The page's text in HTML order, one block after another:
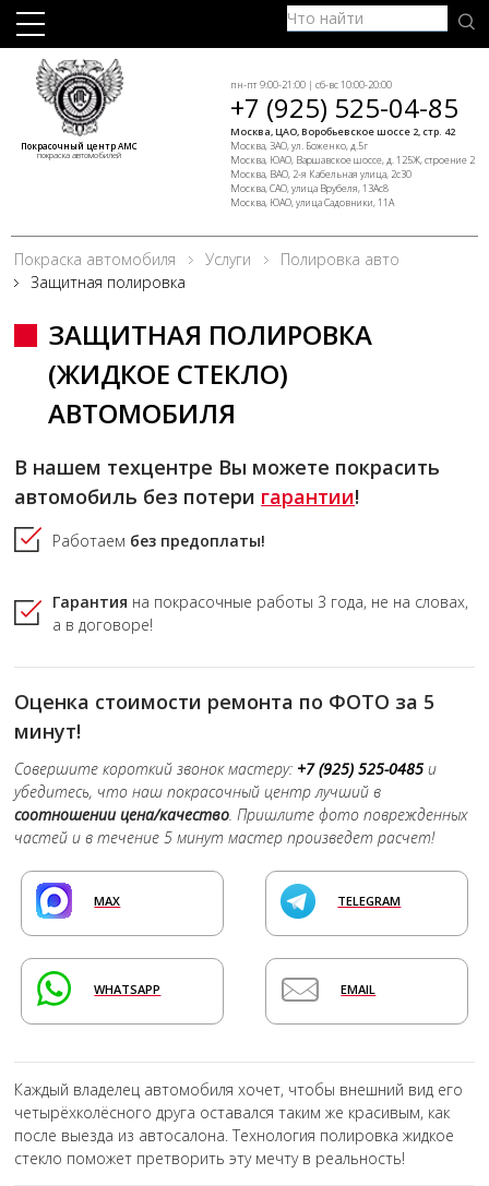
Покрасочный центр АМС
покраска автомобилей
пн-пт 9:00-21:00 | сб-вс 10:00-20:00
+7 (925) 525-04-85
Москва, ЦАО, Воробьевское шоссе 2, стр. 42
Москва, ЗАО, ул. Боженко, д.5г
Москва, ЮАО, Варшавское шоссе, д. 125Ж, строение 2
Москва, ВАО, 2-я Кабельная улица, 2с30
Москва, САО, улица Врубеля, 13Ас8
Москва, ЮАО, улица Садовники, 11А
Покраска автомобиля Услуги
Полировка авто
Защитная полировка
ЗАЩИТНАЯ ПОЛИРОВКА
(ЖИДКОЕ СТЕКЛО)
АВТОМОБИЛЯ
В нашем техцентре Вы можете покрасить
автомобиль без потери гарантии!
Работаем без предоплаты!
Гарантия на покрасочные работы 3 года, не на словах,
а в договоре!
Оценка стоимости ремонта по ФОТО за 5
минут!
Совершите короткий звонок мастеру: +7 (925) 525-0485 и
убедитесь, что наш покрасочный центр лучший в
соотношении цена/качество. Пришлите фото поврежденных
частей и в течение 5 минут мастер произведет расчет!
MAX TELEGRAM
WHATSAPP EMAIL
Каждый владелец автомобиля хочет, чтобы внешний вид его
четырёхколёсного друга оставался таким же красивым, как
после выезда из автосалона. Технология полировка жидкое
стекло поможет претворить эту мечту в реальность!